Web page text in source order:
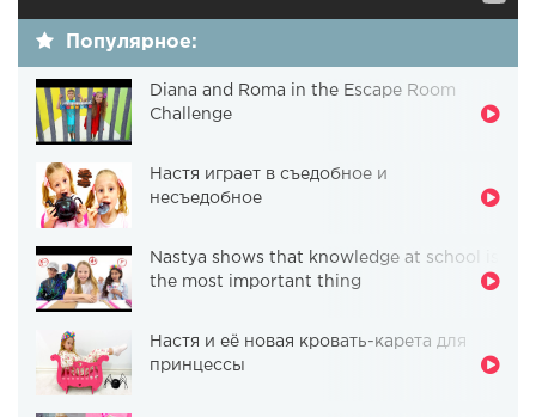
Популярное:
Diana and Roma in the Escape Room
Challenge
Настя играет в съедобное и
несъедобное
Nastya shows that knowledge at school is
the most important thing
Настя и её новая кровать-карета для
принцессы